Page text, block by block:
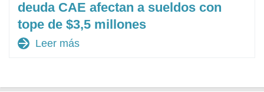
deuda CAE afectan a sueldos con
tope de $3,5 millones
arrow_forward Leer más